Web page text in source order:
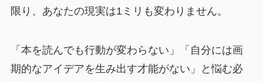
限り、あなたの現実は1ミリも変わりません。
「本を読んでも行動が変わらない」「自分には画
期的なアイデアを生み出す才能がない」と悩む必